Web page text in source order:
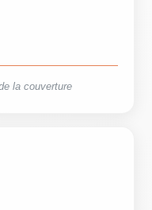
la couverture